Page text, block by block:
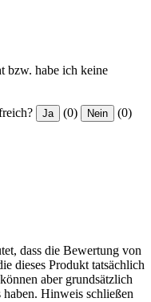
bzw. habe ich keine
Ja (0) Nein (0)
dass die Bewertung von
dieses Produkt tatsächlich
aber grundsätzlich
Hinweis schließen